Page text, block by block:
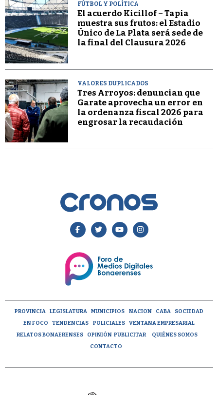
FÚTBOL Y POLÍTICA
El acuerdo Kicillof – Tapia
muestra sus frutos: el Estadio
Único de La Plata será sede de
la final del Clausura 2026
VALORES DUPLICADOS
Tres Arroyos: denuncian que
Garate aprovecha un error en
la ordenanza fiscal 2026 para
engrosar la recaudación
PROVINCIA LEGISLATURA MUNICIPIOS NACION CABA
SOCIEDAD
EN FOCO
TENDENCIAS POLICIALES
VENTANA EMPRESARIAL
RELATOS BONAERENSES
OPINIÓN PUBLICITAR
QUIÉNES SOMOS
CONTACTO